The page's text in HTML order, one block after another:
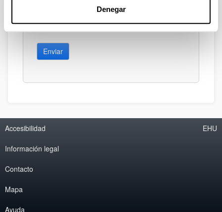
Denegar
Enviar
Accesibilidad
Información legal
Contacto
Mapa
Ayuda
EHU